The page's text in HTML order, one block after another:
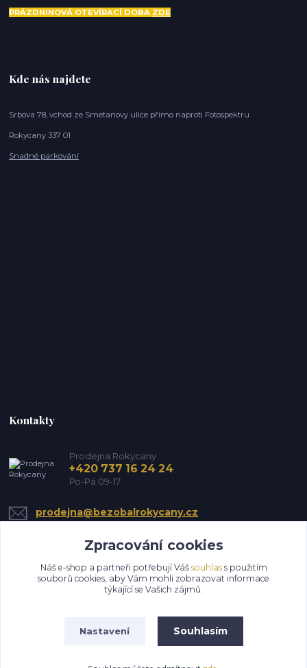
PRÁZDNINOVÁ OTEVÍRACÍ DOBA ZDE
Kde nás najdete
Srbova 78, vchod ze Smetanovy ulice přímo naproti Fotospektru
Rokycany 337 01
Snadné parkování
Kontakty
Prodejna Rokycany
+420 737 16 24 24
Po-Pá 09-17
prodejna@bezobalrokycany.cz
Upravit sběr cookies.
Zpracování cookies
Náš e-shop a partneři potřebují Váš souhlass použitím
souborů cookies, aby Vám mohli zobrazovat informace
týkající se Vašich zájmů.
Nastavení Souhlasím